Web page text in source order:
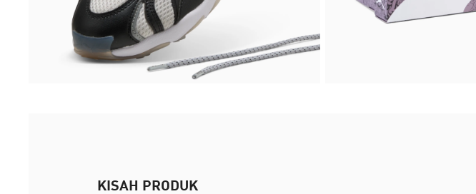
KISAH PRODUK